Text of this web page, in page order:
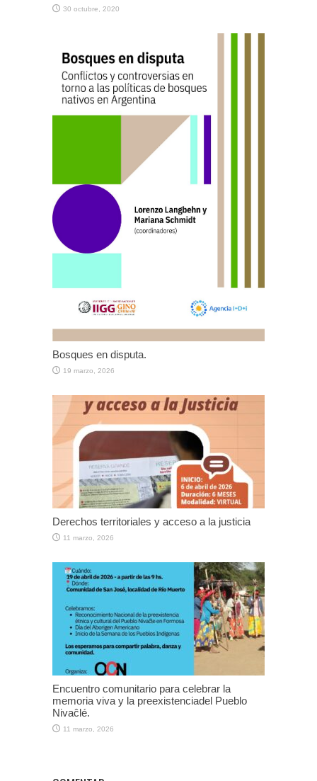
30 octubre, 2020
Bosques en disputa.
19 marzo, 2026
Derechos territoriales y acceso a la justicia
11 marzo, 2026
Encuentro comunitario para celebrar la
memoria viva y la preexistenciadel Pueblo
Nivaĉlé.
11 marzo, 2026